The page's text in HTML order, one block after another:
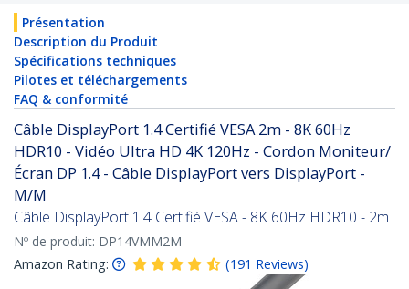
Présentation
Description du Produit
Spécifications techniques
Pilotes et téléchargements
FAQ & conformité
Câble DisplayPort 1.4 Certifié VESA 2m - 8K 60Hz
HDR10 - Vidéo Ultra HD 4K 120Hz - Cordon Moniteur/
Écran DP 1.4 - Câble DisplayPort vers DisplayPort -
M/M
Câble DisplayPort 1.4 Certifié VESA - 8K 60Hz HDR10 - 2m
Nº de produit: DP14VMM2M
Amazon Rating:
(191 Reviews)